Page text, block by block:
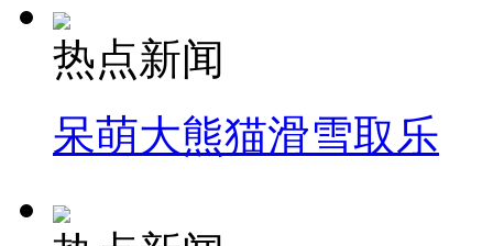
热点新闻
呆萌大熊猫滑雪取乐